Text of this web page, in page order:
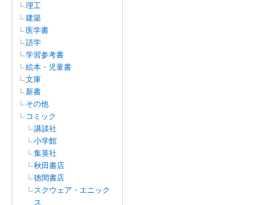
理工
建築
医学書
語学
学習参考書
絵本・児童書
文庫
新書
その他
コミック
講談社
小学館
集英社
秋田書店
徳間書店
スクウェア・エニック
ス